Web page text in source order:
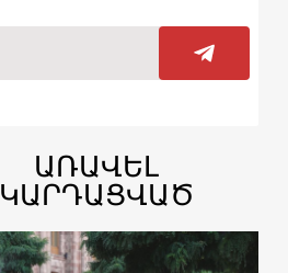
ԱՌԱՎԵԼ
ԿԱՐԴԱՑՎԱԾ